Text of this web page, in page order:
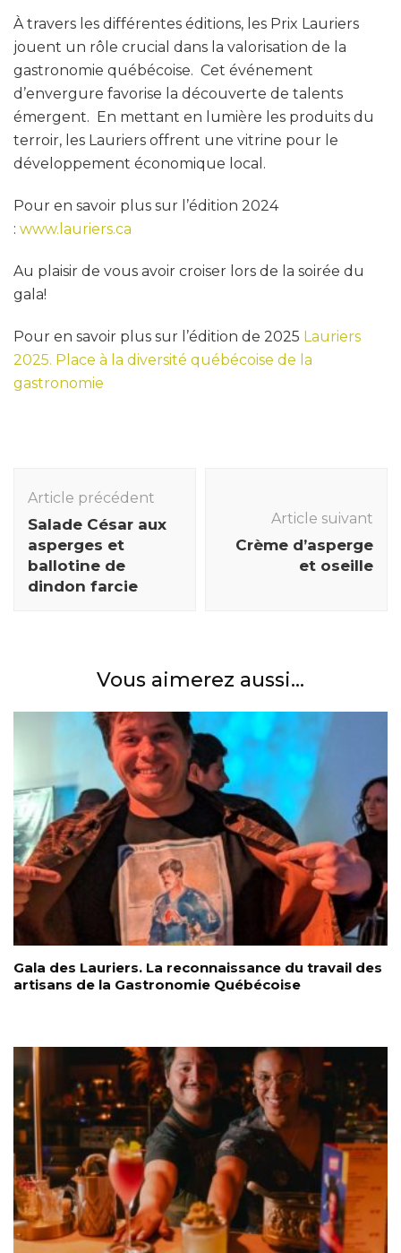
À travers les différentes éditions, les Prix Lauriers
jouent un rôle crucial dans la valorisation de la
gastronomie québécoise. Cet événement
d’envergure favorise la découverte de talents
émergent. En mettant en lumière les produits du
terroir, les Lauriers offrent une vitrine pour le
développement économique local.
Pour en savoir plus sur l’édition 2024
: www.lauriers.ca
Au plaisir de vous avoir croiser lors de la soirée du
gala!
Pour en savoir plus sur l’édition de 2025 Lauriers
2025. Place à la diversité québécoise de la
gastronomie
des
articles
Article précédent
Salade César aux
asperges et
ballotine de
dindon farcie
Article suivant
Crème d’asperge
et oseille
Vous aimerez aussi...
Gala des Lauriers. La reconnaissance du travail des
artisans de la Gastronomie Québécoise